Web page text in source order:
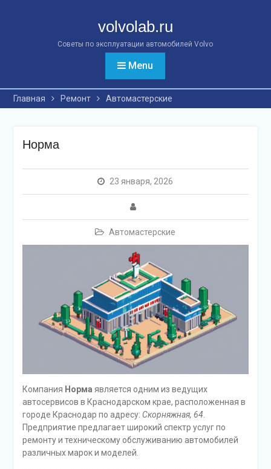
volvolab.ru
Советы по эксплуатации автомобилей Volvo
Menu
Главная Ремонт Автомастерские
Норма
23 января, 2026
Автомастерские
Компания Норма является одним из ведущих
автосервисов в Краснодарском крае, расположенная в
городе Краснодар по адресу: Скорняжная, 64.
Предприятие предлагает широкий спектр услуг по
ремонту и техническому обслуживанию автомобилей
различных марок и моделей.